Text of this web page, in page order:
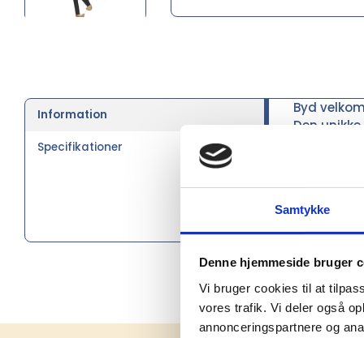
Samtykke
Denne hjemmeside bruger
Vi bruger cookies til at
vores trafik. Vi deler også
annonceringspartnere og
Information
Specifikationer
Byd
Den
nok af
elegante